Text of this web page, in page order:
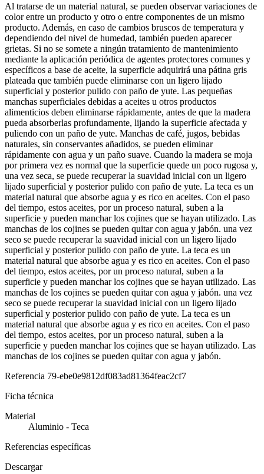
Al tratarse de un material natural, se pueden observar variaciones de
color entre un producto y otro o entre componentes de un mismo
producto. Además, en caso de cambios bruscos de temperatura y
dependiendo del nivel de humedad, también pueden aparecer
grietas. Si no se somete a ningún tratamiento de mantenimiento
mediante la aplicación periódica de agentes protectores comunes y
específicos a base de aceite, la superficie adquirirá una pátina gris
plateada que también puede eliminarse con un ligero lijado
superficial y posterior pulido con paño de yute. Las pequeñas
manchas superficiales debidas a aceites u otros productos
alimenticios deben eliminarse rápidamente, antes de que la madera
pueda absorberlas profundamente, lijando la superficie afectada y
puliendo con un paño de yute. Manchas de café, jugos, bebidas
naturales, sin conservantes añadidos, se pueden eliminar
rápidamente con agua y un paño suave. Cuando la madera se moja
por primera vez es normal que la superficie quede un poco rugosa y,
una vez seca, se puede recuperar la suavidad inicial con un ligero
lijado superficial y posterior pulido con paño de yute. La teca es un
material natural que absorbe agua y es rico en aceites. Con el paso
del tiempo, estos aceites, por un proceso natural, suben a la
superficie y pueden manchar los cojines que se hayan utilizado. Las
manchas de los cojines se pueden quitar con agua y jabón. una vez
seco se puede recuperar la suavidad inicial con un ligero lijado
superficial y posterior pulido con paño de yute. La teca es un
material natural que absorbe agua y es rico en aceites. Con el paso
del tiempo, estos aceites, por un proceso natural, suben a la
superficie y pueden manchar los cojines que se hayan utilizado. Las
manchas de los cojines se pueden quitar con agua y jabón. una vez
seco se puede recuperar la suavidad inicial con un ligero lijado
superficial y posterior pulido con paño de yute. La teca es un
material natural que absorbe agua y es rico en aceites. Con el paso
del tiempo, estos aceites, por un proceso natural, suben a la
superficie y pueden manchar los cojines que se hayan utilizado. Las
manchas de los cojines se pueden quitar con agua y jabón.
Referencia 79-ebe0e9812df083ad81364feac2cf7
Ficha técnica
Material
Aluminio - Teca
Referencias específicas
Descargar